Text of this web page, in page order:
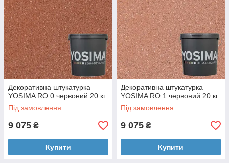
Декоративна штукатурка
YOSIMA RO 0 червоний 20 кг
Під замовлення
9 075 ₴
Купити
Декоративна штукатурка
YOSIMA RO 1 червоний 20 кг
Під замовлення
9 075 ₴
Купити